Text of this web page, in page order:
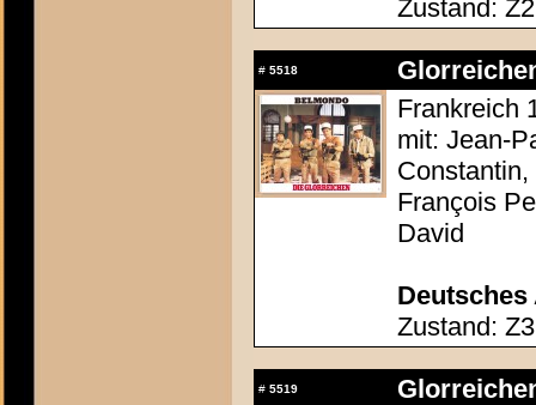
Zustand: Z2
# 5518
Frankreich
mit: Jean-
François
David
Deutsches
Zustand: Z3
# 5519